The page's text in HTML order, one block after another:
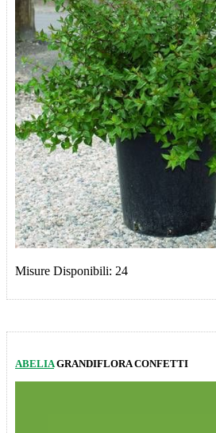
Misure Disponibili: 24
ABELIAGRANDIFLORA CONFETTI